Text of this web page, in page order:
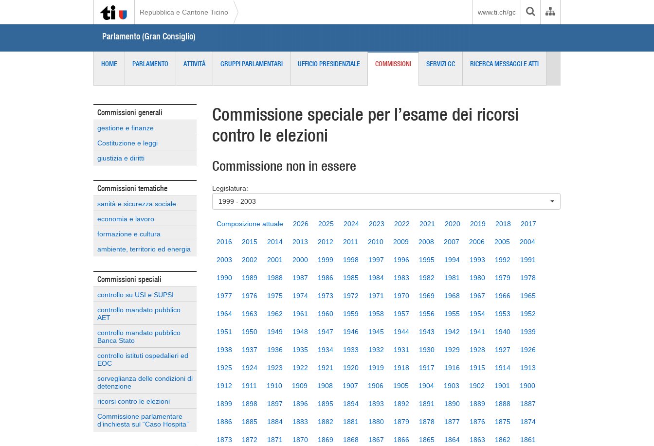
Repubblica e Cantone Ticino www.ti.ch/gc
Parlamento (Gran Consiglio)
HOME PARLAMENTO ATTIVITÀ GRUPPI PARLAMENTARI UFFICIO PRESIDENZIALE COMMISSIONI SERVIZI GC RICERCA MESSAGGI E ATTI
Commissioni generali
gestione e finanze
Costituzione e leggi
giustizia e diritti
Commissioni tematiche
sanità e sicurezza sociale
economia e lavoro
formazione e cultura
ambiente, territorio ed energia
Commissioni speciali
controllo su USI e SUPSI
controllo mandato pubblico
AET
controllo mandato pubblico
Banca Stato
controllo istituti ospedalieri ed
EOC
sorveglianza delle condizioni di
detenzione
ricorsi contro le elezioni
Commissione parlamentare
d’inchiesta sul “Caso Hospita”
Commissione speciale per l’esame dei ricorsi
contro le elezioni
Commissione non in essere
Legislatura:
1999 - 2003
Composizione attuale 2026 2025 2024 2023 2022 2021 2020 2019 2018 2017
2016 2015 2014 2013 2012 2011 2010 2009 2008 2007 2006 2005 2004
2003 2002 2001 2000 1999 1998 1997 1996 1995 1994 1993 1992 1991
1990 1989 1988 1987 1986 1985 1984 1983 1982 1981 1980 1979 1978
1977 1976 1975 1974 1973 1972 1971 1970 1969 1968 1967 1966 1965
1964 1963 1962 1961 1960 1959 1958 1957 1956 1955 1954 1953 1952
1951 1950 1949 1948 1947 1946 1945 1944 1943 1942 1941 1940 1939
1938 1937 1936 1935 1934 1933 1932 1931 1930 1929 1928 1927 1926
1925 1924 1923 1922 1921 1920 1919 1918 1917 1916 1915 1914 1913
1912 1911 1910 1909 1908 1907 1906 1905 1904 1903 1902 1901 1900
1899 1898 1897 1896 1895 1894 1893 1892 1891 1890 1889 1888 1887
1886 1885 1884 1883 1882 1881 1880 1879 1878 1877 1876 1875 1874
1873 1872 1871 1870 1869 1868 1867 1866 1865 1864 1863 1862 1861